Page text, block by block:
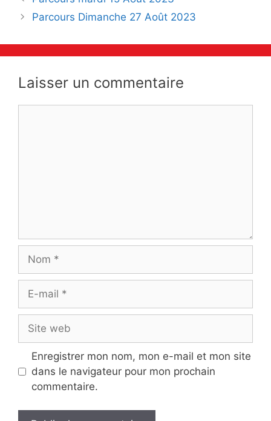
desParcours Dimanche 27 Août 2023
Laisser un commentaire
Nom
Site
web
Enregistrer mon nom, mon e-mail et mon site
dans le navigateur pour mon prochain
commentaire.